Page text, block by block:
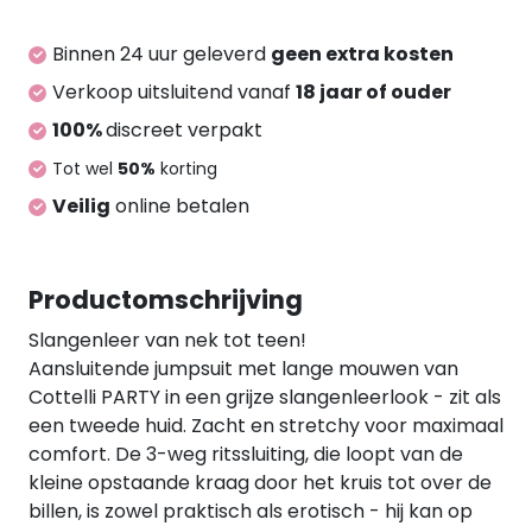
Binnen 24 uur geleverd geen extra kosten
Verkoop uitsluitend vanaf 18 jaar of ouder
100%discreet verpakt
Tot wel 50% korting
Veilig online betalen
Productomschrijving
Slangenleer van nek tot teen!
Aansluitende jumpsuit met lange mouwen van
Cottelli PARTY in een grijze slangenleerlook - zit als
een tweede huid. Zacht en stretchy voor maximaal
comfort. De 3-weg ritssluiting, die loopt van de
kleine opstaande kraag door het kruis tot over de
billen, is zowel praktisch als erotisch - hij kan op